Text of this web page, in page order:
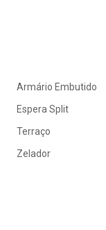
Armário Embutido
Espera Split
Terraço
Zelador